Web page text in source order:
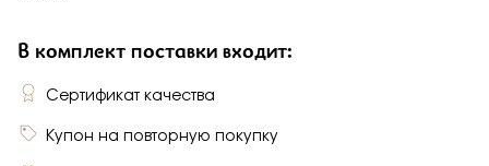
В комплект поставки входит:
Сертификат качества
Купон на повторную покупку